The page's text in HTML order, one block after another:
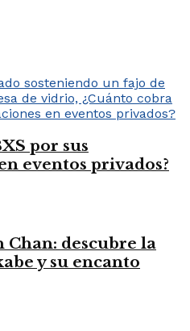
por sus
eventos privados?
Chan: descubre la
y su encanto